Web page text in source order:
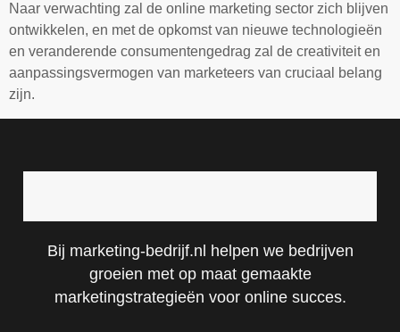
Naar verwachting zal de online marketing sector zich blijven
ontwikkelen, en met de opkomst van nieuwe technologieën
en veranderende consumentengedrag zal de creativiteit en
aanpassingsvermogen van marketeers van cruciaal belang
zijn.
Bij marketing-bedrijf.nl helpen we bedrijven
groeien met op maat gemaakte
marketingstrategieën voor online succes.